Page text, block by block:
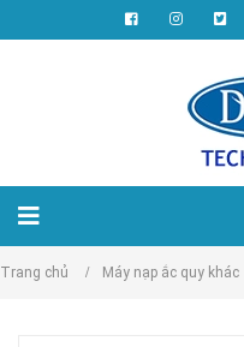
Trang chủ / Máy nạp ắc quy khác